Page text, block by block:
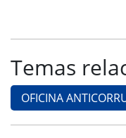
Temas
OFICINA